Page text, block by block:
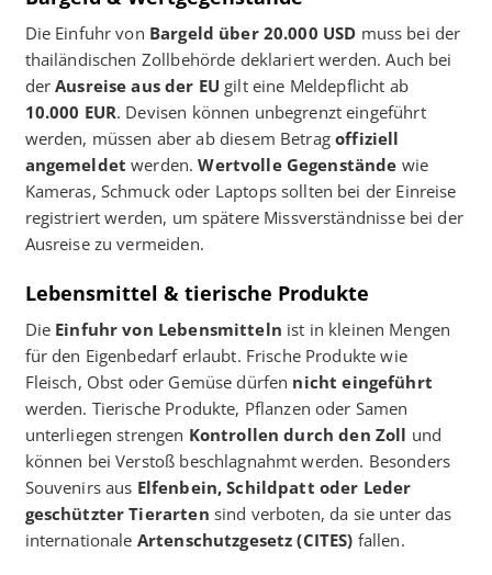
Die Einfuhr von Bargeld über 20.000 USD muss bei der
thailändischen Zollbehörde deklariert werden. Auch bei
derAusreise aus der EU gilt eine Meldepflicht ab
10.000 EUR. Devisen können unbegrenzt eingeführt
werden, müssen aber ab diesem Betragoffiziell
angemeldet werden.Wertvolle Gegenstände wie
Kameras, Schmuck oder Laptops sollten bei der Einreise
registriert werden, um spätere Missverständnisse bei der
Ausreise zu vermeiden.
Lebensmittel & tierische Produkte
Die Einfuhr von Lebensmitteln ist in kleinen Mengen
für den Eigenbedarf erlaubt. Frische Produkte wie
Fleisch, Obst oder Gemüse dürfen nicht eingeführt
werden. Tierische Produkte, Pflanzen oder Samen
unterliegen strengen Kontrollen durch den Zoll und
können bei Verstoß beschlagnahmt werden. Besonders
Souvenirs aus Elfenbein, Schildpatt oder Leder
geschützter Tierarten sind verboten, da sie unter das
internationale Artenschutzgesetz (CITES) fallen.